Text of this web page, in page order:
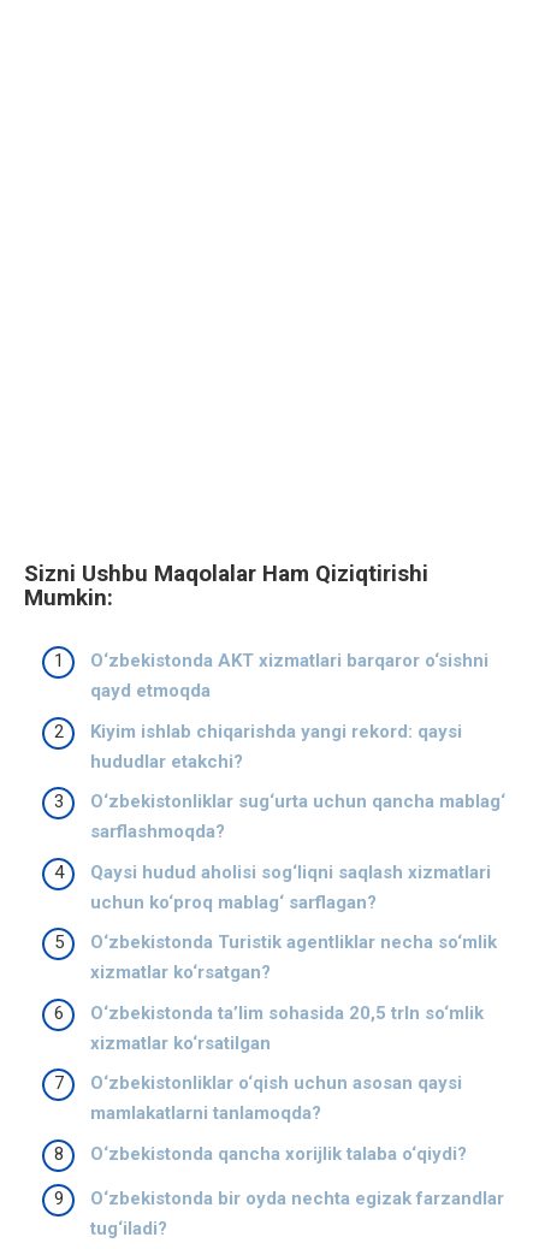
Sizni Ushbu Maqolalar Ham Qiziqtirishi
Mumkin:
O‘zbekistonda AKT xizmatlari barqaror o‘sishni
qayd etmoqda
Kiyim ishlab chiqarishda yangi rekord: qaysi
hududlar etakchi?
O‘zbekistonliklar sug‘urta uchun qancha mablag‘
sarflashmoqda?
Qaysi hudud aholisi sog‘liqni saqlash xizmatlari
uchun ko‘proq mablag‘ sarflagan?
O‘zbekistonda Turistik agentliklar necha so‘mlik
xizmatlar ko‘rsatgan?
O‘zbekistonda ta’lim sohasida 20,5 trln so‘mlik
xizmatlar ko‘rsatilgan
O‘zbekistonliklar o‘qish uchun asosan qaysi
mamlakatlarni tanlamoqda?
O‘zbekistonda qancha xorijlik talaba o‘qiydi?
O‘zbekistonda bir oyda nechta egizak farzandlar
tug‘iladi?